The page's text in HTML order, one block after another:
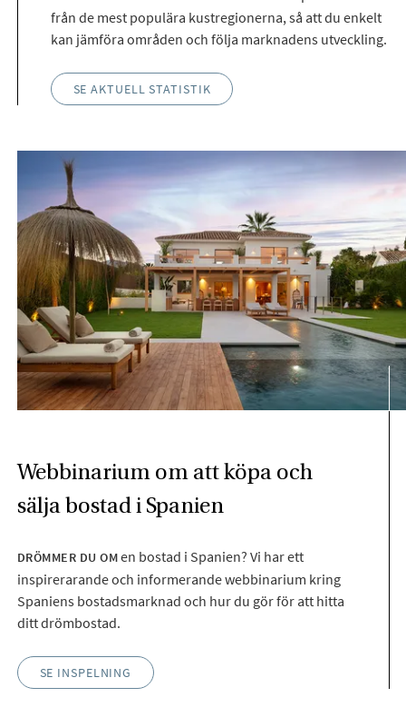
från de mest populära kustregionerna, så att du enkelt
kan jämföra områden och följa marknadens utveckling.
SE AKTUELL STATISTIK
Webbinarium om att köpa och
sälja bostad i Spanien
DRÖMMER DU OMen bostad i Spanien? Vi har ett
inspirerarande och informerande webbinarium kring
Spaniens bostadsmarknad och hur du gör för att hitta
ditt drömbostad.
SE INSPELNING